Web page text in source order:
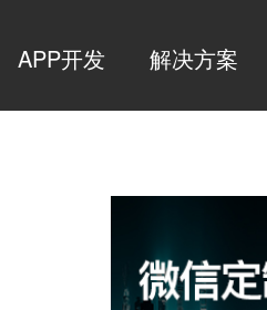
APP开发 解决方案